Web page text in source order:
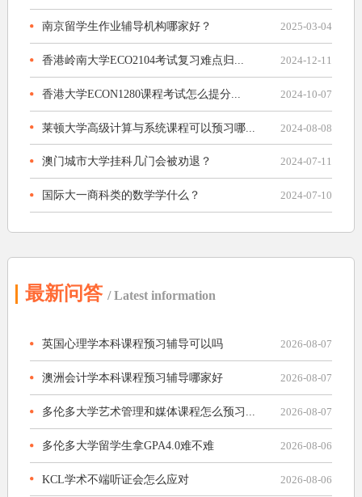
南京留学生作业辅导机构哪家好？ 2025-03-04
香港岭南大学ECO2104考试复习难点归... 2024-12-11
香港大学ECON1280课程考试怎么提分... 2024-10-07
莱顿大学高级计算与系统课程可以预习哪... 2024-08-08
澳门城市大学挂科几门会被劝退？ 2024-07-11
国际大一商科类的数学学什么？ 2024-07-10
最新问答 / Latest information
英国心理学本科课程预习辅导可以吗 2026-08-07
澳洲会计学本科课程预习辅导哪家好 2026-08-07
多伦多大学艺术管理和媒体课程怎么预习... 2026-08-07
多伦多大学留学生拿GPA4.0难不难 2026-08-06
KCL学术不端听证会怎么应对 2026-08-06